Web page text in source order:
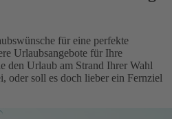
für eine perfekte
Urlaubsangebote für Ihre
den Urlaub am Strand Ihrer Wahl
oder soll es doch lieber ein Fernziel